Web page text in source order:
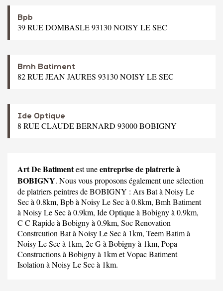
Bpb
39 RUE DOMBASLE 93130 NOISY LE SEC
Bmh Batiment
82 RUE JEAN JAURES 93130 NOISY LE SEC
Ide Optique
8 RUE CLAUDE BERNARD 93000 BOBIGNY
Art De Batimentest uneentreprise de platrerie à
BOBIGNY. Nous vous proposons également une sélection
de platriers peintres de BOBIGNY : Ars Batà Noisy Le
Sec à 0.8km, Bpbà Noisy Le Sec à 0.8km, Bmh Batiment
à Noisy Le Sec à 0.9km, Ide Optiqueà Bobigny à 0.9km,
C C Rapideà Bobigny à 0.9km, Soc Renovation
Constrcution Batà Noisy Le Sec à 1km, Teem Batimà
Noisy Le Sec à 1km, 2e Gà Bobigny à 1km, Popa
Constructionsà Bobigny à 1km etVopac Batiment
Isolation à Noisy Le Sec à 1km.